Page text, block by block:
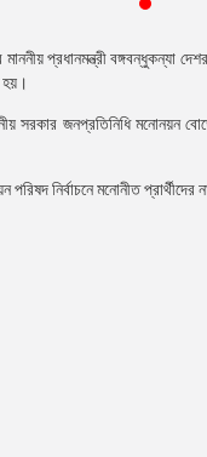
প্রধানমন্ত্রী বঙ্গবন্ধুকন্যা
হয়।
জনপ্রতিনিধি মনোনয়ন
নির্বাচনে মনোনীত প্রার্থীদের